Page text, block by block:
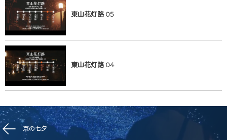
東山花灯路 05
東山花灯路 04
京の七夕